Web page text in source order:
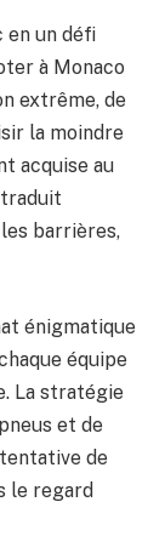
en un défi
à Monaco
extrême, de
la moindre
acquise au
barrières,
énigmatique
équipe
La stratégie
et de
de
le regard